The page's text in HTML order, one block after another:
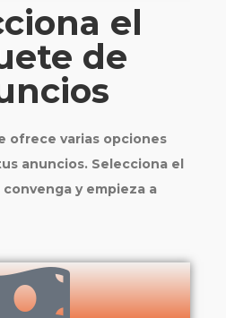
el
de
ofrece varias opciones
anuncios. Selecciona el
y empieza a